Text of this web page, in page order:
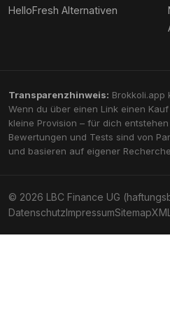
HelloFresh Alternativen
Transparenzhinweis: Brokkoli.app
Wenn du über einen Link einen
kleine Provision – für dich
Bewertungen und Tests sind von
und basieren auf eigener
© 2026 LBC Finance UG
DatenschutzImpressumSitemapXML